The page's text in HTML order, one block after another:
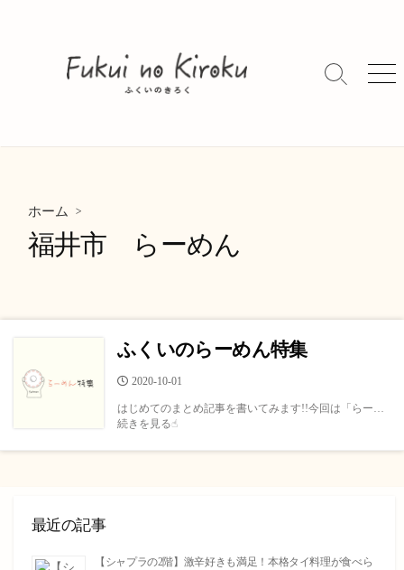
ス
検
替
メ
ホーム >
福井市 らーめん
ふくいのらーめん特集
公
日
2020-10-01
はじめてのまとめ記事を書いてみます!!今回は「らー…
続きを見る☝︎
最近の記事
【シャプラの2階】激辛好きも満足！本格タイ料理が食べら